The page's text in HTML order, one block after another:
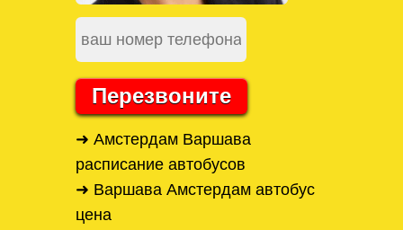
Перезвоните
➜ Амстердам Варшава
расписание автобусов
➜ Варшава Амстердам автобус
цена